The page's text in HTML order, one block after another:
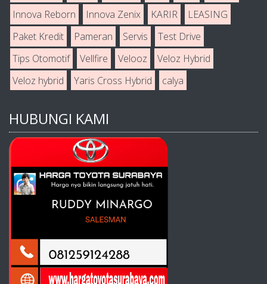
Innova Reborn
Innova Zenix KARIR
LEASING
Paket Kredit
Pameran Servis
Test Drive
Tips Otomotif
Vellfire Velooz
Veloz Hybrid
Veloz hybrid
Yaris Cross Hybrid calya
HUBUNGI KAMI